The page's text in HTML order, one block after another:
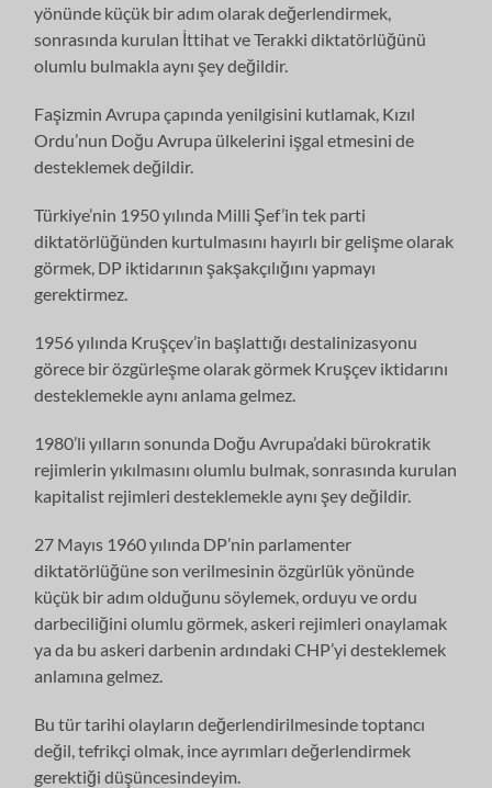
yönünde küçük bir adım olarak değerlendirmek,
sonrasında kurulan İttihat ve Terakki diktatörlüğünü
olumlu bulmakla aynı şey değildir.
Faşizmin Avrupa çapında yenilgisini kutlamak, Kızıl
Ordu’nun Doğu Avrupa ülkelerini işgal etmesini de
desteklemek değildir.
Türkiye’nin 1950 yılında Milli Şef’in tek parti
diktatörlüğünden kurtulmasını hayırlı bir gelişme olarak
görmek, DP iktidarının şakşakçılığını yapmayı
gerektirmez.
1956 yılında Kruşçev’in başlattığı destalinizasyonu
görece bir özgürleşme olarak görmek Kruşçev iktidarını
desteklemekle aynı anlama gelmez.
1980’li yılların sonunda Doğu Avrupa’daki bürokratik
rejimlerin yıkılmasını olumlu bulmak, sonrasında kurulan
kapitalist rejimleri desteklemekle aynı şey değildir.
27 Mayıs 1960 yılında DP’nin parlamenter
diktatörlüğüne son verilmesinin özgürlük yönünde
küçük bir adım olduğunu söylemek, orduyu ve ordu
darbeciliğini olumlu görmek, askeri rejimleri onaylamak
ya da bu askeri darbenin ardındaki CHP’yi desteklemek
anlamına gelmez.
Bu tür tarihi olayların değerlendirilmesinde toptancı
değil, tefrikçi olmak, ince ayrımları değerlendirmek
gerektiği düşüncesindeyim.